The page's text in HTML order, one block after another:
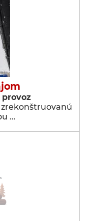
provoz
…